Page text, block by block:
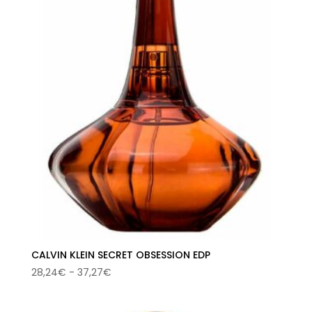
CALVIN KLEIN SECRET OBSESSION EDP
28,24€ - 37,27€Rango